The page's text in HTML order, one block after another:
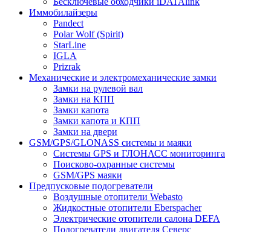
Иммобилайзеры
Pandect
Polar Wolf (Spirit)
StarLine
IGLA
Prizrak
Механические и электромеханические замки
Замки на рулевой вал
Замки на КПП
Замки капота
Замки капота и КПП
Замки на двери
GSM/GPS/GLONASS системы и маяки
Системы GPS и ГЛОНАСС мониторинга
Поисково-охранные системы
GSM/GPS маяки
Предпусковые подогреватели
Воздушные отопители Webasto
Жидкостные отопители Eberspacher
Электрические отопители салона DEFA
Подогреватели двигателя Северс